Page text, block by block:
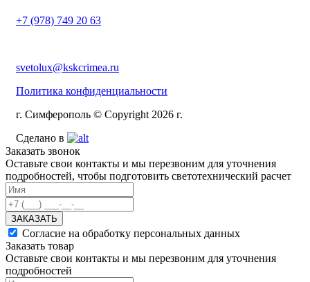
+7 (978) 749 20 63
svetolux@kskcrimea.ru
Политика конфиденциальности
г. Симферополь © Copyright 2026 г.
Сделано в
Заказать звонок
Оставьте свои контакты и мы перезвоним для уточнения
подробностей, чтобы подготовить светотехнический расчет
ЗАКАЗАТЬ
Согласие на обработку персональных данных
Заказать товар
Оставьте свои контакты и мы перезвоним для уточнения
подробностей